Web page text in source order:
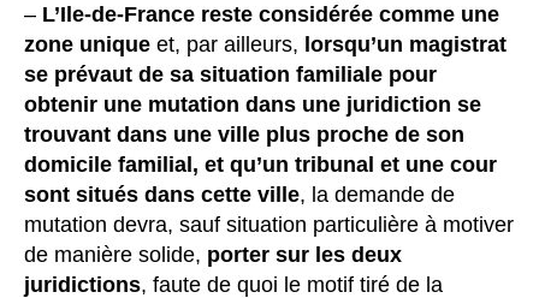
– L’Ile-de-France reste considérée comme une
zone unique et, par ailleurs, lorsqu’un magistrat
se prévaut de sa situation familiale pour
obtenir une mutation dans une juridiction se
trouvant dans une ville plus proche de son
domicile familial, et qu’un tribunal et une cour
sont situés dans cette ville, la demande de
mutation devra, sauf situation particulière à motiver
de manière solide, porter sur les deux
juridictions, faute de quoi le motif tiré de la